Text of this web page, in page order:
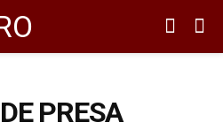
PRESA